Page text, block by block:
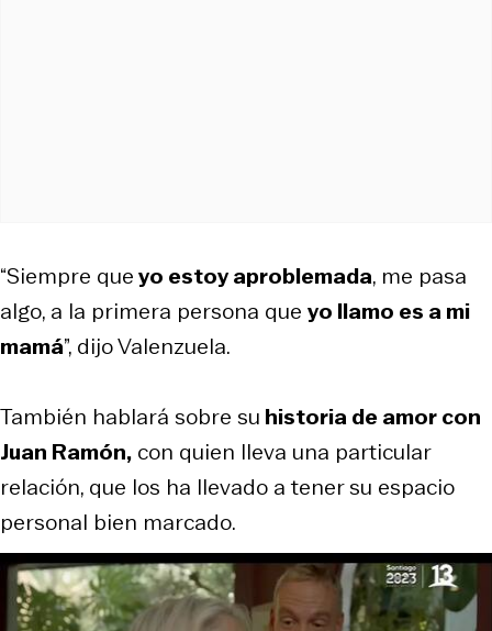
“Siempre queyo estoy aproblemada, me pasa
algo, a la primera persona que yo llamo es a mi
mamá”, dijo Valenzuela.
También hablará sobre su historia de amor con
Juan Ramón, con quien lleva una particular
relación, que los ha llevado a tener su espacio
personal bien marcado.